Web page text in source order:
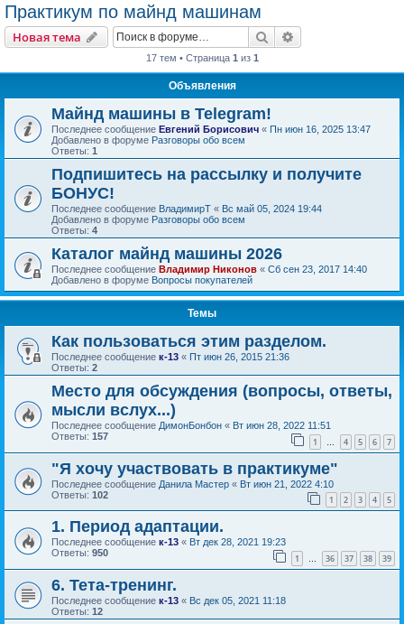
Практикум по майнд машинам
Новая тема Поиск
17 тем • Страница 1 из 1
Объявления
Майнд машины в Telegram!
Последнее сообщение Евгений Борисович « Пн июн 16, 2025 13:47
Добавлено в форуме Разговоры обо всем
Ответы: 1
Подпишитесь на рассылку и получите
БОНУС!
Последнее сообщение ВладимирТ « Вс май 05, 2024 19:44
Добавлено в форуме Разговоры обо всем
Ответы: 4
Каталог майнд машины 2026
Последнее сообщение Владимир Никонов « Сб сен 23, 2017 14:40
Добавлено в форуме Вопросы покупателей
Темы
Как пользоваться этим разделом.
Последнее сообщение к-13 « Пт июн 26, 2015 21:36
Ответы: 2
Место для обсуждения (вопросы, ответы,
мысли вслух...)
Последнее сообщение ДимонБонбон « Вт июн 28, 2022 11:51
Ответы: 157 1 … 4 5 6 7
"Я хочу участвовать в практикуме"
Последнее сообщение Данила Мастер « Вт июн 21, 2022 4:10
Ответы: 102 1 2 3 4 5
1. Период адаптации.
Последнее сообщение к-13 « Вт дек 28, 2021 19:23
Ответы: 950 1 … 36 37 38 39
6. Тета-тренинг.
Последнее сообщение к-13 « Вс дек 05, 2021 11:18
Ответы: 12